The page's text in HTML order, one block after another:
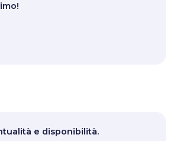
e disponibilità.